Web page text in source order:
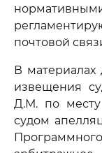
почтовой
В материалах
извещения
Д.М. по
судом